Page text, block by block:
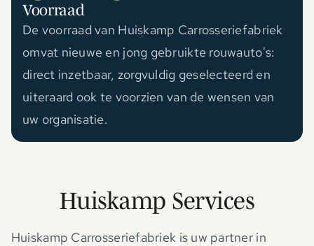
Voorraad
De voorraad van Huiskamp Carrosseriefabriek
omvat nieuwe en jong gebruikte rouwauto's:
direct inzetbaar, zorgvuldig geselecteerd en
uiteraard ook te voorzien van de wensen van
uw organisatie.
Huiskamp Services
Huiskamp Carrosseriefabriek is uw partner in